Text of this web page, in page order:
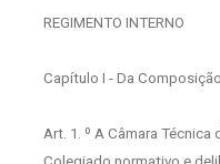
REGIMENTO INTERNO
Capítulo I - Da
Art. 1. º A Câmara
Colegiado normativo e